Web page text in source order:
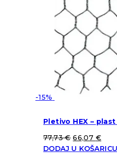
-15%
Pletivo HEX – plast
77,73€ 66,07 €
DODAJ U